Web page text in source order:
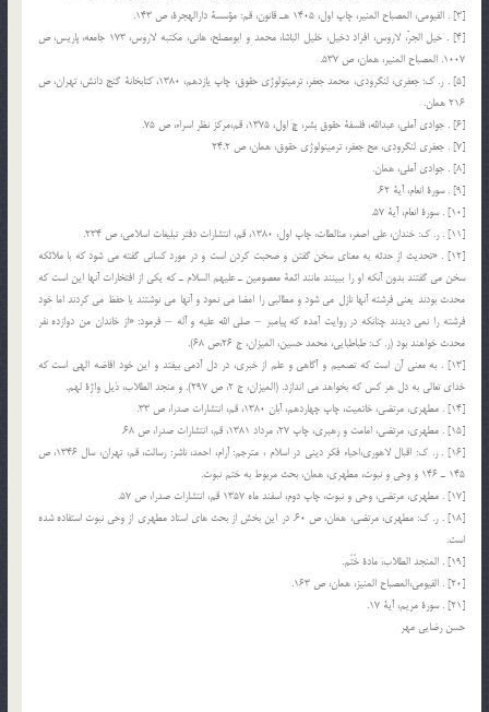
[3] . الفيومي، المصباح المنير، چاپ اول، 1405 هـ قانون، قم: مؤسسة دارالهجرة، ص 143.
[4] . خيل الجرّ، لاروس، افراد دخيل، خليل الباشا، محمد و ابومصلح، هاني، مكتبه لاروس، 173 جامعه، پاريس، ص
1007. المصباح المنير، همان، ص 537.
[5] . ر. ك: جعفري، لنگرودي، محمد جعفر، ترميتولوژي حقوق، چاپ يازدهم، 1380، كتابخانة گنج دانش، تهران، ص
216 همان.
[6] . جوادي آملي، عبدالله، فلسفة حقوق بشر، چ اول، 1375، قم،‌مركز نظر اسراء، ص 75.
[7] . جعفري لنگرودي، مح جعفر، ترمينولوژي حقوق، همان، ص 24.2
[8] . جوادي آملي، همان.
[9] . سورة انعام، آية 62.
[10] . سورة انعام، آية 57.
[11] . ر. ك: خندان، علي اصغر، منالطات، چاپ اول، 1380، قم، انتشارات دفتر تبليغات اسلامي، ص 234.
[12] . «تحديث از حدثه به معناي سخن گفتن و صحبت كردن است و در مورد كساني گفته مي شود كه با ملائكه
سخن مي گفتند بدون آنكه او را ببينند مانند ائمة معصومين ـ عليهم السلام ـ كه يكي از افتخارات آنها اين است كه
محدث بودند يعني فرشته آنها نازل مي شود و مطالبي را امضا مي نمود و آنها مي نوشتند يا حفظ مي كردند اما خود
فرشته را نمي ديدند چنانكه در روايت آمده كه پيامبر – صلي الله عليه و آله – فرمود: «از خاندان من دوازده نفر
محدث خواهند بود (ر. ك: طباطبايي، محمد حسين، الميزان، ج 26،‌ص 68).
[13] . به معني آن است كه تصميم و آگاهي و علم از خبري، در دل آدمي بيفتد و اين خود افاضه الهي است كه
خداي تعالي به دل هر كس كه بخواهد مي اندازد. (الميزان، ج 2، ص 297). و منجد الطلاب، ذيل واژة لهم.
[14] . مطهري، مرتضي، خاتميت، چاپ چهاردهم، آبان 1380، قم، انتشارات صدرا، ص 33.
[15] . مطهري، مرتضي، امامت و رهبري، چاپ 27، مرداد 1381، قم، انتشارات صدرا، ص 68.
[16] . ر. ك: اقبال لاهوري،‌احياء فكر ديني در اسلام ، مترجم: آرام، احمد، ناشر: رسالت، قم، تهران، سال 1346، ص
145 ـ 146 و وحي و نبوت، مطهري، همان، بحث مربوط به ختم نبوت.
[17] . مطهري، مرتضي، وحي و نبوت، چاپ دوم، اسفند ماه 1357 قم، انتشارات صدرا، ص 57.
[18] . ر. ك: مطهري، مرتضي، همان، ص 60. در اين بخش از بحث هاي استاد مطهري از وحي نبوت استفاده شده
است.
[19] . المنجد الطلاب، مادة خَتَم.
[20] . الفيومي،‌المصباح المنيز، همان، ص 163.
[21] . سورة مريم، آية 17.
حسن رضايي مهر